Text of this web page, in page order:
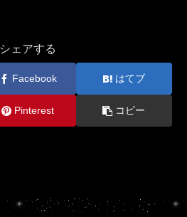
シェアする
Facebook はてブ
Pinterest コピー